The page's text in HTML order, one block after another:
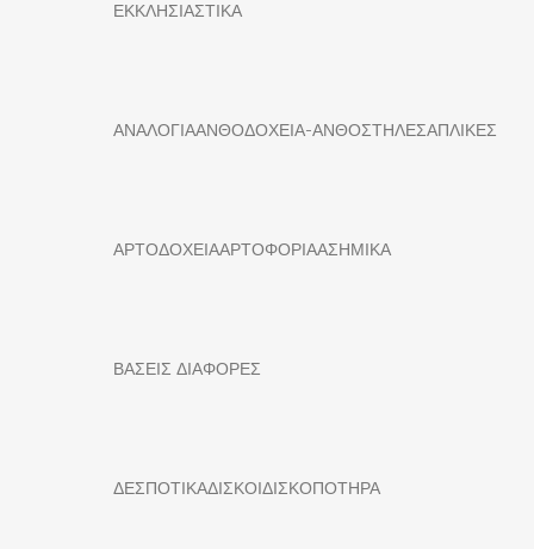
ΕΚΚΛΗΣΙΑΣΤΙΚΑ
ΑΝΑΛΟΓΙΑΑΝΘΟΔΟΧΕΙΑ-ΑΝΘΟΣΤΗΛΕΣΑΠΛΙΚΕΣ
ΑΡΤΟΔΟΧΕΙΑΑΡΤΟΦΟΡΙΑΑΣΗΜΙΚΑ
ΒΑΣΕΙΣ ΔΙΑΦΟΡΕΣ
ΔΕΣΠΟΤΙΚΑΔΙΣΚΟΙΔΙΣΚΟΠΟΤΗΡΑ